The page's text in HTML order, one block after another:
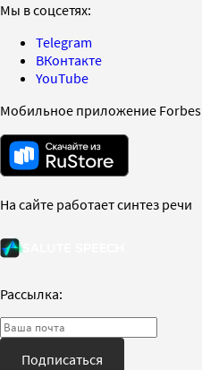
Мы в соцсетях:
Telegram
ВКонтакте
YouTube
Мобильное приложение Forbes
На сайте работает синтез речи
Рассылка:
Подписаться